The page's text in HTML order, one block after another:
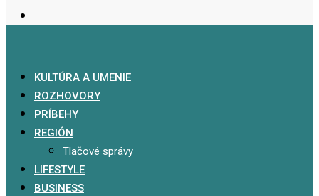
KULTÚRA A UMENIE
ROZHOVORY
PRÍBEHY
REGIÓN
Tlačové správy
LIFESTYLE
BUSINESS